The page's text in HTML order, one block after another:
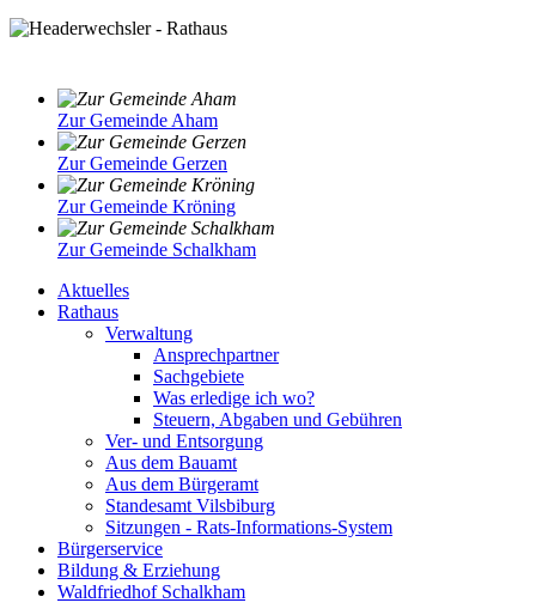
Zur Gemeinde Aham
Zur Gemeinde Gerzen
Zur Gemeinde Kröning
Zur Gemeinde Schalkham
Aktuelles
Rathaus
Verwaltung
Ansprechpartner
Sachgebiete
Was erledige ich wo?
Steuern, Abgaben und Gebühren
Ver- und Entsorgung
Aus dem Bauamt
Aus dem Bürgeramt
Standesamt Vilsbiburg
Sitzungen - Rats-Informations-System
Bürgerservice
Bildung & Erziehung
Waldfriedhof Schalkham